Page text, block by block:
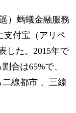
）螞蟻金融服務
支付宝（アリペ
した。2015年で
合は65%で、
線都市 、三線